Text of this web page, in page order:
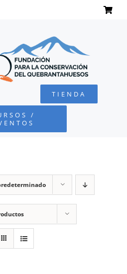
TIENDA
/